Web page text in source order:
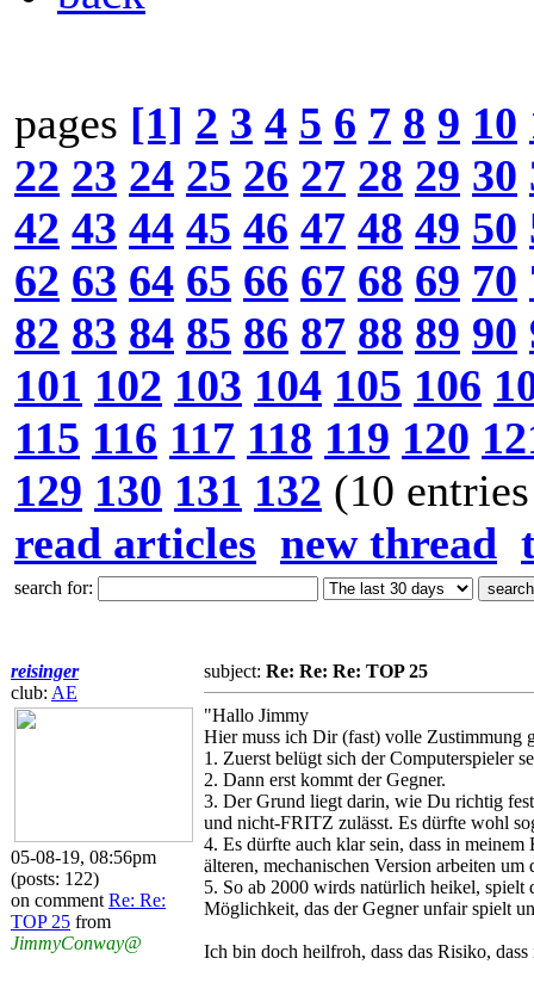
pages [1] 2 3 4 5 6 7 8 9 10
22 23 24 25 26 27 28 29 30
42 43 44 45 46 47 48 49 50
62 63 64 65 66 67 68 69 70
82 83 84 85 86 87 88 89 90
101 102 103 104 105 106
115 116 117 118 119 120
129 130 131 132 (10
read articles new thread
search for:
reisinger
club: AE
05-08-19, 08:56pm
(posts: 122)
on comment Re: Re:
TOP 25 from
JimmyConway@
subject: Re: Re: Re: TOP 25
"Hallo Jimmy
Hier muss ich Dir (fast) volle Zustimmung
1. Zuerst belügt sich der Computerspieler
2. Dann erst kommt der Gegner.
3. Der Grund liegt darin, wie Du richtig
und nicht-FRITZ zulässt. Es dürfte wohl
4. Es dürfte auch klar sein, dass in
älteren, mechanischen Version arbeiten
5. So ab 2000 wirds natürlich heikel, spielt
Möglichkeit, das der Gegner unfair spielt
Ich bin doch heilfroh, dass das Risiko,